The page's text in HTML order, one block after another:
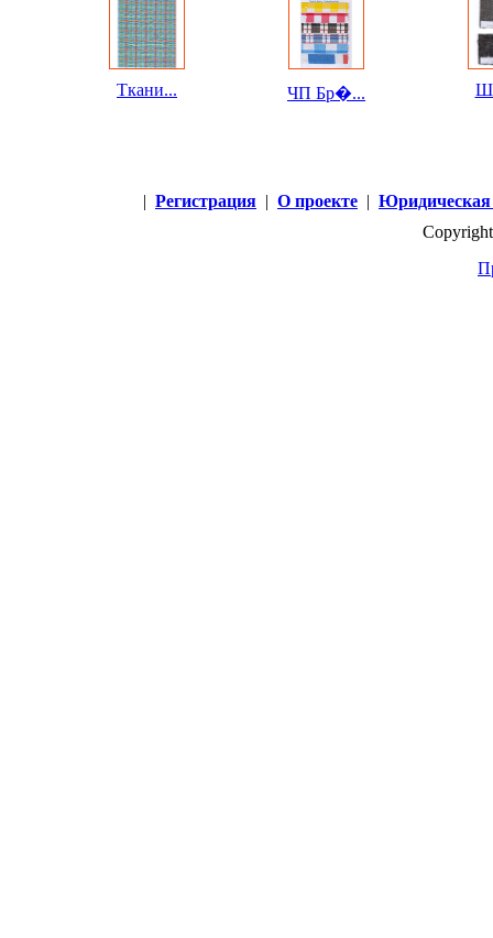
Ткани... ЧП Бр�...
| Регистрация | О проекте |